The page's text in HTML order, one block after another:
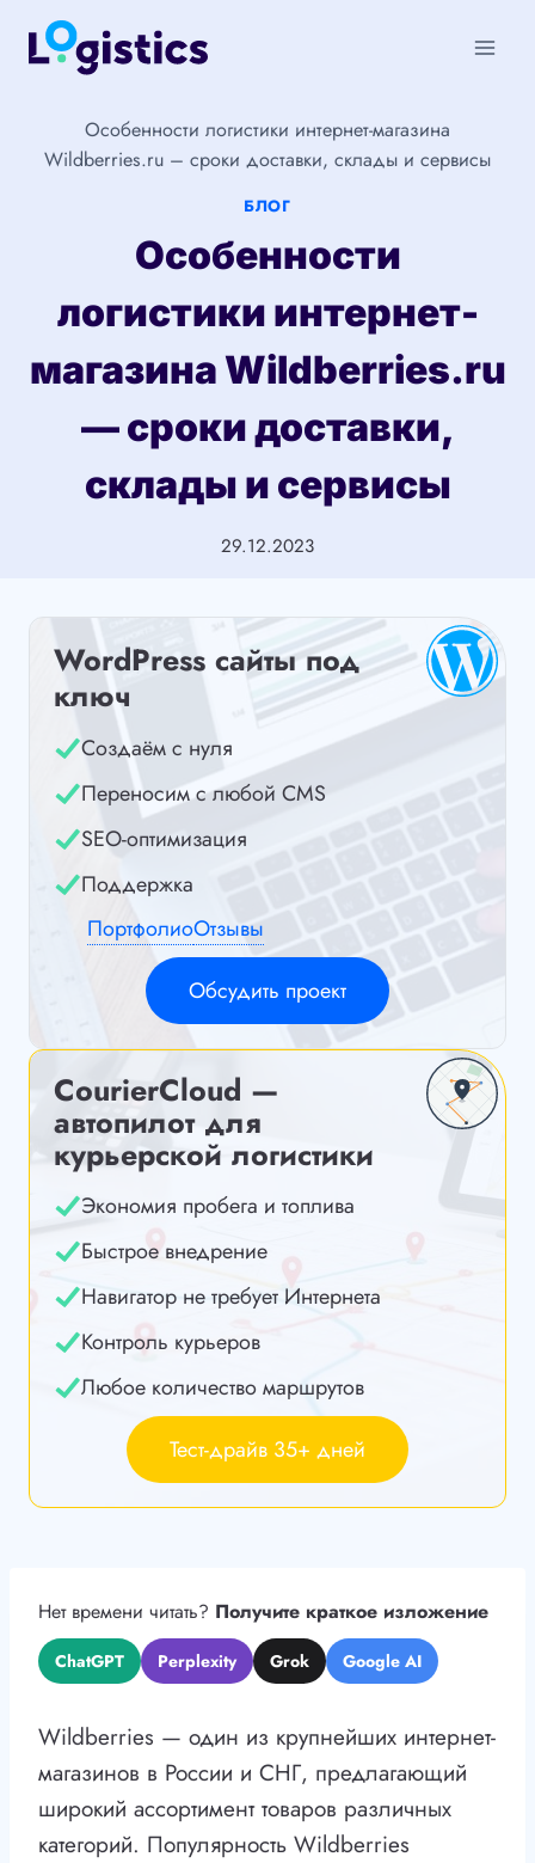
Перейти
Особенности логистики интернет-магазина
Wildberries.ru – сроки доставки, склады и сервисы
БЛОГ
Особенности
логистики интернет-
магазина Wildberries.ru
— сроки доставки,
склады и сервисы
29.12.2023
WordPress сайты под
ключ
Создаём с нуля
Переносим с любой CMS
SEO-оптимизация
Поддержка
ПортфолиоОтзывы
Обсудить проект
CourierCloud —
автопилот для
курьерской логистики
Экономия пробега и топлива
Быстрое внедрение
Навигатор не требует Интернета
Контроль курьеров
Любое количество маршрутов
Тест-драйв 35+ дней
Нет времени читать? Получите краткое изложение
ChatGPT Perplexity Grok Google AI
Wildberries — один из крупнейших интернет-
магазинов в России и СНГ, предлагающий
широкий ассортимент товаров различных
категорий. Популярность Wildberries